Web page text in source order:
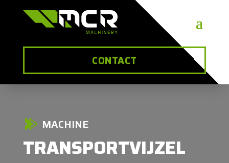
CONTACT
MACHINE
TRANSPORTVIJZEL